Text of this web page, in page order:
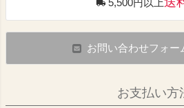
5,500円以上
お問い合わせフォー
お支払い方